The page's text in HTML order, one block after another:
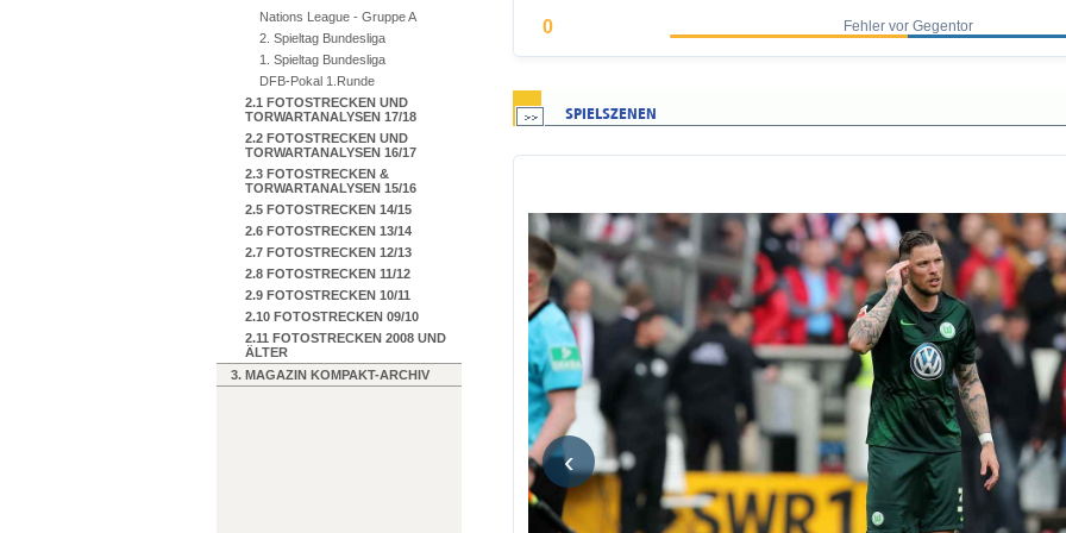
Nations League - Gruppe A
2. Spieltag Bundesliga
1. Spieltag Bundesliga
DFB-Pokal 1.Runde
2.1 FOTOSTRECKEN UND
TORWARTANALYSEN 17/18
2.2 FOTOSTRECKEN UND
TORWARTANALYSEN 16/17
2.3 FOTOSTRECKEN &
TORWARTANALYSEN 15/16
2.5 FOTOSTRECKEN 14/15
2.6 FOTOSTRECKEN 13/14
2.7 FOTOSTRECKEN 12/13
2.8 FOTOSTRECKEN 11/12
2.9 FOTOSTRECKEN 10/11
2.10 FOTOSTRECKEN 09/10
2.11 FOTOSTRECKEN 2008 UND
ÄLTER
3. MAGAZIN KOMPAKT-ARCHIV
0 Fehler vor Gegentor
‹